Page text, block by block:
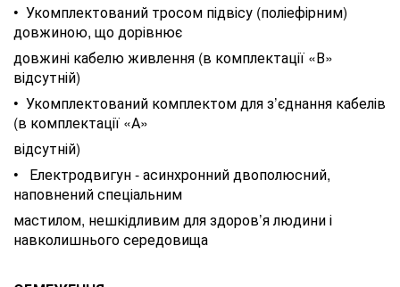
• Укомплектований тросом підвісу (поліефірним)
довжиною, що дорівнює
довжині кабелю живлення (в комплектації «В»
відсутній)
• Укомплектований комплектом для з’єднання кабелів
(в комплектації «А»
відсутній)
• Електродвигун - асинхронний двополюсний,
наповнений спеціальним
мастилом, нешкідливим для здоров’я людини і
навколишнього середовища